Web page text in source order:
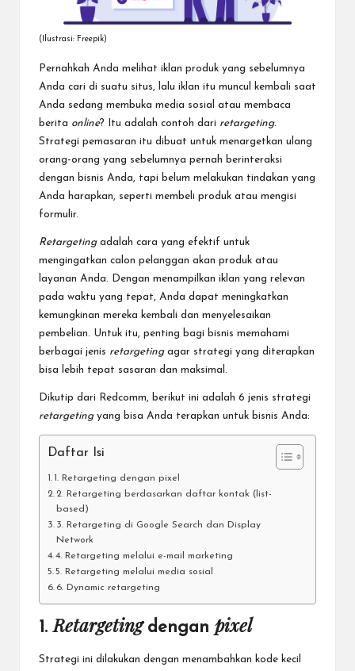
(Ilustrasi: Freepik)
Pernahkah Anda melihat iklan produk yang sebelumnya
Anda cari di suatu situs, lalu iklan itu muncul kembali saat
Anda sedang membuka media sosial atau membaca
berita online? Itu adalah contoh dari retargeting.
Strategi pemasaran itu dibuat untuk menargetkan ulang
orang-orang yang sebelumnya pernah berinteraksi
dengan bisnis Anda, tapi belum melakukan tindakan yang
Anda harapkan, seperti membeli produk atau mengisi
formulir.
Retargeting adalah cara yang efektif untuk
mengingatkan calon pelanggan akan produk atau
layanan Anda. Dengan menampilkan iklan yang relevan
pada waktu yang tepat, Anda dapat meningkatkan
kemungkinan mereka kembali dan menyelesaikan
pembelian. Untuk itu, penting bagi bisnis memahami
berbagai jenis retargeting agar strategi yang diterapkan
bisa lebih tepat sasaran dan maksimal.
Dikutip dari Redcomm, berikut ini adalah 6 jenis strategi
retargeting yang bisa Anda terapkan untuk bisnis Anda:
Daftar Isi
1. Retargeting dengan pixel
2. Retargeting berdasarkan daftar kontak (list-
based)
3. Retargeting di Google Search dan Display
Network
4. Retargeting melalui e-mail marketing
5. Retargeting melalui media sosial
6. Dynamic retargeting
1.Retargeting dengan pixel
Strategi ini dilakukan dengan menambahkan kode kecil